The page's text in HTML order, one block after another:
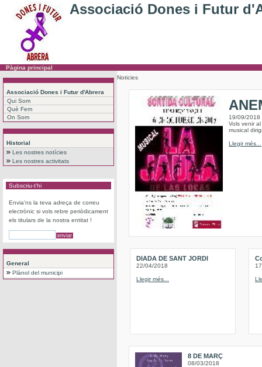
Associació Dones i Futur
Pàgina principal
Associació Dones i Futur d'Abrera
Qui Som
Què Fem
On Som
Historial
Les nostres notícies
Les nostres activitats
Subscriu-t'hi
Envia'ns la teva adreça de correu
electrònic si vols rebre periòdicament
els titulars de la nostra entitat !
General
Plànol del municipi
Noticies
19/09/2018
Vols venir
musical
Llegir més...
DIADA DE SANT JORDI
22/04/2018
Llegir més...
8 DE MARÇ
08/03/2018